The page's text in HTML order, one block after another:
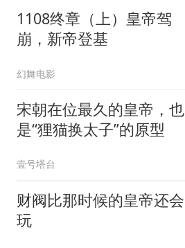
1108终章（上）皇帝驾
崩，新帝登基
幻舞电影
宋朝在位最久的皇帝，也
是“狸猫换太子”的原型
壹号塔台
财阀比那时候的皇帝还会
玩